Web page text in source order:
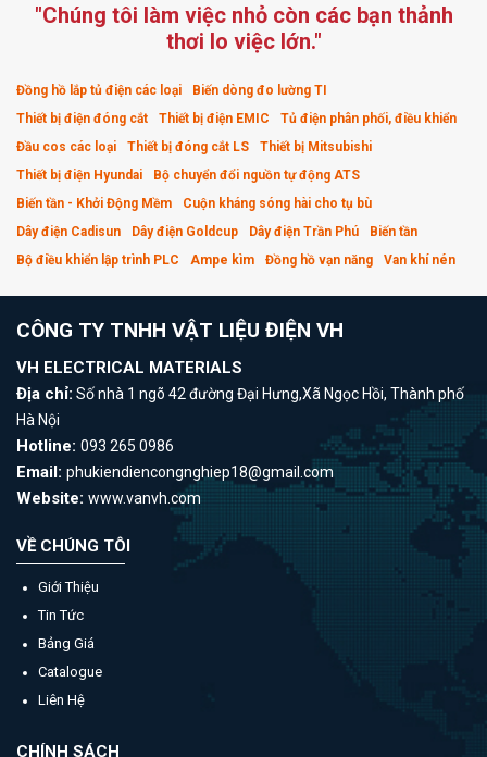
"Chúng tôi làm việc nhỏ còn các bạn thảnh
thơi lo việc lớn."
Đồng hồ lắp tủ điện các loại
Biến dòng đo lường TI
Thiết bị điện đóng cắt
Thiết bị điện EMIC
Tủ điện phân phối, điều khiển
Đầu cos các loại
Thiết bị đóng cắt LS
Thiết bị Mitsubishi
Thiết bị điện Hyundai
Bộ chuyển đổi nguồn tự động ATS
Biến tần - Khởi Động Mềm
Cuộn kháng sóng hài cho tụ bù
Dây điện Cadisun
Dây điện Goldcup Dây điện Trần Phú
Biến tần
Bộ điều khiển lập trình PLC
Ampe kìm Đồng hồ vạn năng Van khí nén
CÔNG TY TNHH VẬT LIỆU ĐIỆN VH
VH ELECTRICAL MATERIALS
Địa chỉ: Số nhà 1 ngõ 42 đường Đại Hưng,Xã Ngọc Hồi, Thành phố
Hà Nội
Hotline: 093 265 0986
Email: phukiendiencongnghiep18@gmail.com
Website: www.vanvh.com
VỀ CHÚNG TÔI
Giới Thiệu
Tin Tức
Bảng Giá
Catalogue
Liên Hệ
CHÍNH SÁCH